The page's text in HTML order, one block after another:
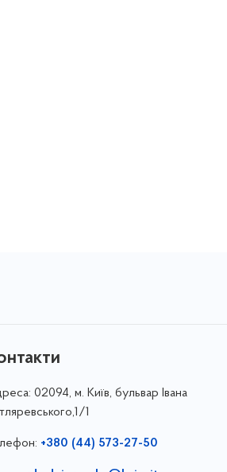
02094, м. Київ, бульвар Івана
1
+380 (44) 573-27-50